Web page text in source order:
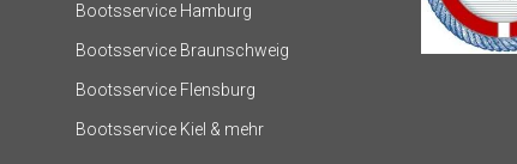
Bootsservice Hamburg
Bootsservice Braunschweig
Bootsservice Flensburg
Bootsservice Kiel & mehr